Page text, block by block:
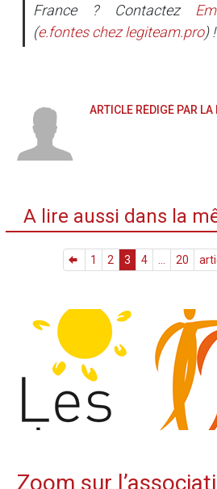
France ? Contactez
(e.fonteschezlegiteam.pro) !
ARTICLE RÉDIGÉ PAR LA
A lire aussi dans la
1 2 3 4 20
Zoom sur